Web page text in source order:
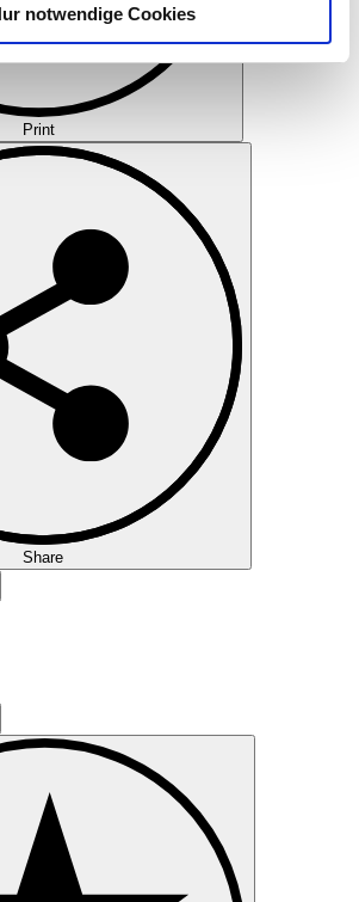
Website an unsere Partner für
und Analysen weiter. Unsere
Informationen möglicherweise mit
die Sie ihnen bereitgestellt
im Rahmen Ihrer Nutzung der Dienste
Datenschutzerklärung
notwendige Cookies
Print
Share